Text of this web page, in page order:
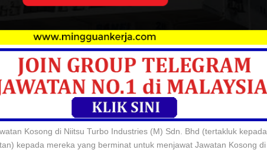
Kosong di Niitsu Turbo Industries (M) Sdn. Bhd (tertakluk kepada
kepada mereka yang berminat untuk menjawat Jawatan Kosong di